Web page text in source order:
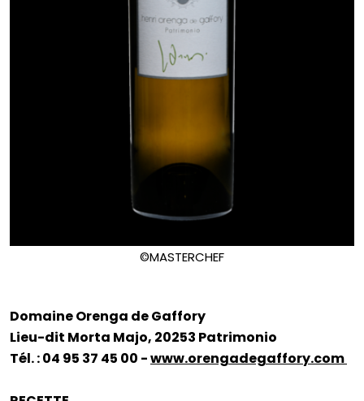
©MASTERCHEF
Domaine Orenga de Gaffory
Lieu-dit Morta Majo, 20253 Patrimonio
Tél. : 04 95 37 45 00 -www.orengadegaffory.com